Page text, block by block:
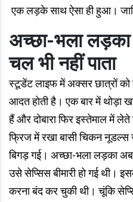
एक लड़के साथ ऐसा ही हुआ।
अच्छा-भला
चल भी नहीं पाता
स्टूडेंट लाइफ में अक्सर छात्रों को
आदत होती है। एक बार में थोड़ा
हैं और दोबारा फिर इस्तेमाल में
फ्रिज में रखा बासी चिकन नूडल्स
बिगड़ गई। अच्छा-भला लड़का अब
उसे सेप्सिस बीमारी हो गई थी।
करना बंद कर चुकी थी। चूंकि